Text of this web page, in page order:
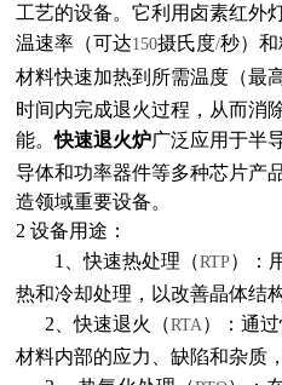
工艺的设备。它利用卤素红外
温速率（可达150摄氏度/秒）
材料快速加热到所需温度（最
时间内完成退火过程，从而消
能。快速退火炉广泛应用于半
导体和功率器件等多种芯片产
造领域重要设备。
2设备用途：
1
、快速热处理（RTP）：
热和冷却处理，以改善晶体结
2 、快速退火（RTA ）：通
材料内部的应力、缺陷和杂质